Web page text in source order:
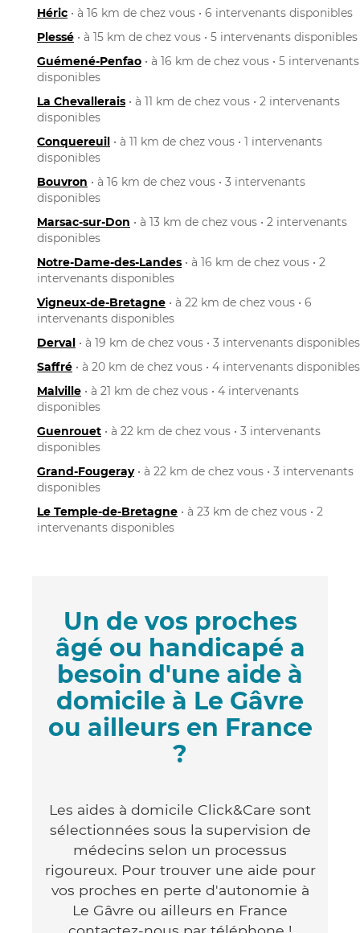
Héric • à 16 km de chez vous • 6 intervenants disponibles
Plessé • à 15 km de chez vous • 5 intervenants disponibles
Guémené-Penfao • à 16 km de chez vous • 5 intervenants
disponibles
La Chevallerais • à 11 km de chez vous • 2 intervenants
disponibles
Conquereuil • à 11 km de chez vous • 1 intervenants
disponibles
Bouvron • à 16 km de chez vous • 3 intervenants
disponibles
Marsac-sur-Don • à 13 km de chez vous • 2 intervenants
disponibles
Notre-Dame-des-Landes • à 16 km de chez vous • 2
intervenants disponibles
Vigneux-de-Bretagne • à 22 km de chez vous • 6
intervenants disponibles
Derval • à 19 km de chez vous • 3 intervenants disponibles
Saffré • à 20 km de chez vous • 4 intervenants disponibles
Malville • à 21 km de chez vous • 4 intervenants
disponibles
Guenrouet • à 22 km de chez vous • 3 intervenants
disponibles
Grand-Fougeray• à 22 km de chez vous • 3 intervenants
disponibles
Le Temple-de-Bretagne • à 23 km de chez vous • 2
intervenants disponibles
Un de vos proches
âgé ou handicapé a
besoin d'une aide à
domicile à Le Gâvre
ou ailleurs en France
?
Les aides à domicile Click&Care sont
sélectionnées sous la supervision de
médecins selon un processus
rigoureux. Pour trouver une aide pour
vos proches en perte d'autonomie à
Le Gâvre ou ailleurs en France